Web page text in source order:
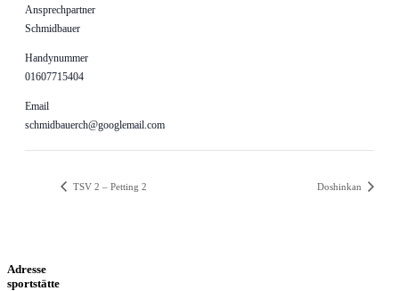
Ansprechpartner
Schmidbauer
Handynummer
01607715404
Email
schmidbauerch@googlemail.com
TSV 2 – Petting 2 Doshinkan
Adresse
sportstätte